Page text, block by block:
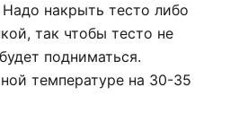
накрыть тесто либо
так чтобы тесто не
подниматься.
температуре на 30-35